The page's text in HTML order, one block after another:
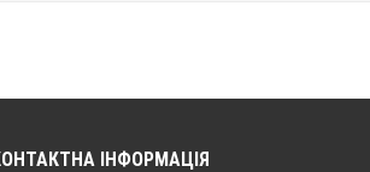
ІНФОРМАЦІЯ